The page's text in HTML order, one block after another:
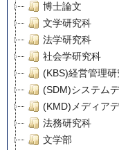
博士論文
文学研究科
法学研究科
社会学研究科
(KBS)経営管理研
(SDM)システム
(KMD)メディア
法務研究科
文学部